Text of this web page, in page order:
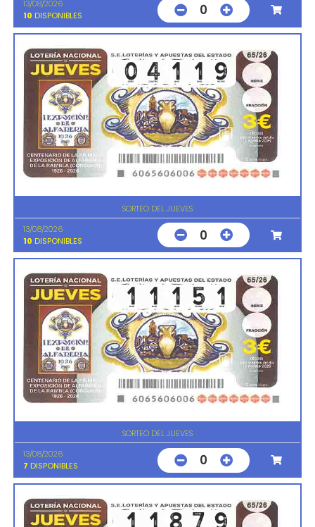
13/08/2026
10 DISPONIBLES 0
SORTEO DEL JUEVES
13/08/2026
10 DISPONIBLES 0
SORTEO DEL JUEVES
13/08/2026
7 DISPONIBLES 0